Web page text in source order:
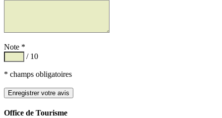
Note *
/ 10
* champs obligatoires
Office de Tourisme